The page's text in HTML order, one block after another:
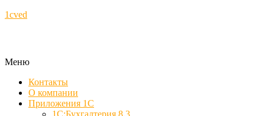
1cved
Меню
Контакты
О компании
Приложения 1С
1С:Бухгалтерия 8.3